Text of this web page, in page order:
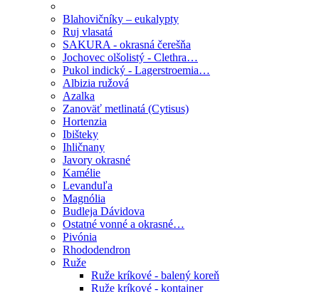
Blahovičníky – eukalypty
Ruj vlasatá
SAKURA - okrasná čerešňa
Jochovec olšolistý - Clethra…
Pukol indický - Lagerstroemia…
Albizia ružová
Azalka
Zanoväť metlinatá (Cytisus)
Hortenzia
Ibišteky
Ihličnany
Javory okrasné
Kamélie
Levanduľa
Magnólia
Budleja Dávidova
Ostatné vonné a okrasné…
Pivónia
Rhododendron
Ruže
Ruže kríkové - balený koreň
Ruže kríkové - kontajner